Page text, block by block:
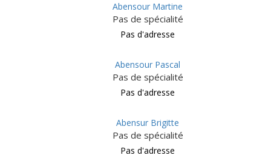
Abensour Martine
Pas de spécialité
Pas d'adresse
Abensour Pascal
Pas de spécialité
Pas d'adresse
Abensur Brigitte
Pas de spécialité
Pas d'adresse